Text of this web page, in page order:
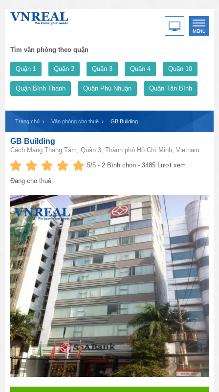
Tìm văn phòng theo quận
Quận 1 Quận 2 Quận 3 Quận 4 Quận 10
Quận Bình Thạnh Quận Phú Nhuận Quận Tân Bình
Trang chủ Văn phòng cho thuê GB Building
GB Building
Cách Mạng Tháng Tám, Quận 3, Thành phố Hồ Chí Minh, Vietnam
5/5 -2 Bình chọn - 3485 Lượt xem
Đang cho thuê